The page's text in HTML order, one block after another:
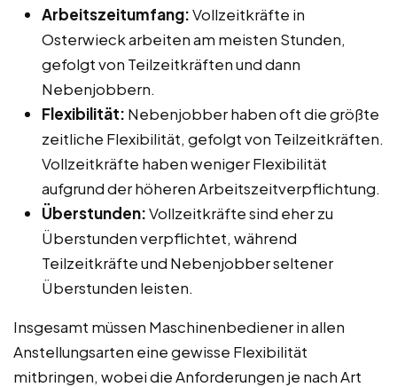
Arbeitszeitumfang:Vollzeitkräfte in
Osterwieck arbeiten am meisten Stunden,
gefolgt von Teilzeitkräften und dann
Nebenjobbern.
Flexibilität: Nebenjobber haben oft die größte
zeitliche Flexibilität, gefolgt von Teilzeitkräften.
Vollzeitkräfte haben weniger Flexibilität
aufgrund der höheren Arbeitszeitverpflichtung.
Überstunden:Vollzeitkräfte sind eher zu
Überstunden verpflichtet, während
Teilzeitkräfte und Nebenjobber seltener
Überstunden leisten.
Insgesamt müssen Maschinenbediener in allen
Anstellungsarten eine gewisse Flexibilität
mitbringen, wobei die Anforderungen je nach Art